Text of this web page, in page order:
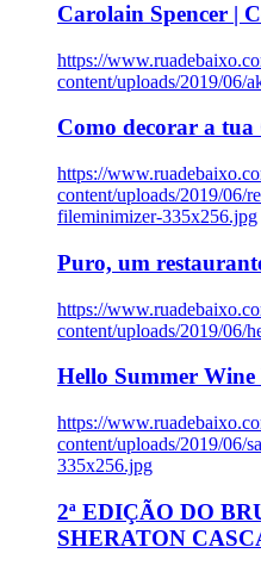
Carolain Spencer |
https://
content/uploads/2019/06/
Como decorar a
https://
content/uploads/2019/06/
fileminimizer-335x256.jpg
Puro, um
https://
content/uploads/2019/06/
Hello Summer
https://
content/uploads/2019/06/
335x256.jpg
2ª EDIÇÃO DO
SHERATON